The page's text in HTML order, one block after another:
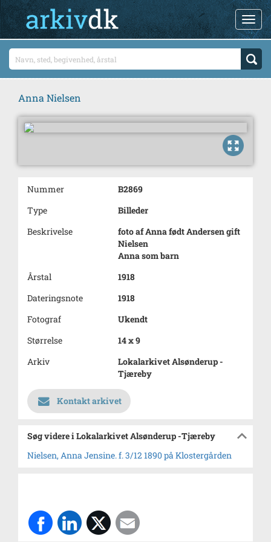
Anna Nielsen
Nummer
B2869
Type
Billeder
Beskrivelse
foto af Anna født Andersen gift
Nielsen
Anna som barn
Årstal
1918
Dateringsnote
1918
Fotograf
Ukendt
Størrelse
14 x 9
Arkiv
Lokalarkivet Alsønderup -
Tjæreby
Kontakt arkivet
Søg videre i Lokalarkivet Alsønderup -Tjæreby
Nielsen, Anna Jensine. f. 3/12 1890 på Klostergården